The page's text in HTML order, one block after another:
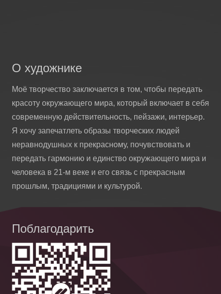
О художнике
Моё творчество заключается в том, чтобы передать
красоту окружающего мира, который включает в себя
современную действительность, пейзажи, интерьер.
Я хочу запечатлеть образы творческих людей
неравнодушных к прекрасному, почувствовать и
передать гармонию и единство окружающего мира и
человека в 21-м веке и его связь с прекрасным
прошлым, традициями и культурой.
Поблагодарить